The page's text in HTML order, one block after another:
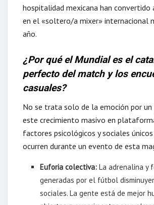
hospitalidad mexicana han
en el «soltero/a mixer» internacional
año.
¿Por qué el Mundial es el
perfecto del match y los
casuales?
No se trata solo de la emoción por un
este crecimiento masivo en
factores psicológicos y sociales
ocurren durante un evento de esta
Euforia colectiva: La adrenalina y
generadas por el fútbol
sociales. La gente está de mejor